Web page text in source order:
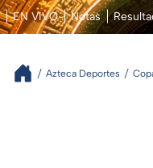
EN VIVO Notas
Azteca Deportes